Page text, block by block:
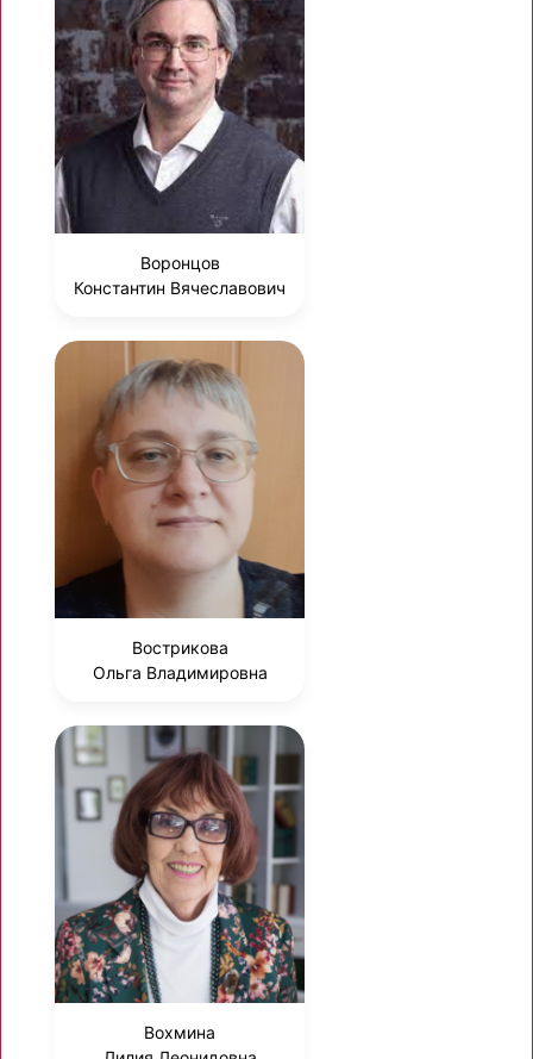
Воронцов
Константин Вячеславович
Вострикова
Ольга Владимировна
Вохмина